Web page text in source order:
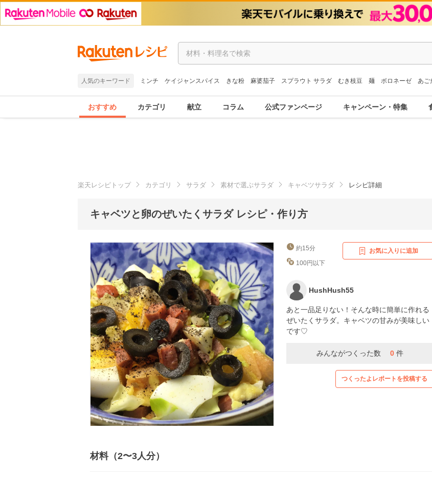
人気のキーワード ミンチ ケイジャンスパイス きな粉 麻婆茄子 スプラウト サラダ むき枝豆 麺 ボロネーゼ あご
おすすめ カテゴリ 献立 コラム 公式ファンページ キャンペーン・特集
楽天レシピトップ カテゴリ サラダ 素材で選ぶサラダ キャベツサラダ レシピ詳細
キャベツと卵のぜいたくサラダ レシピ・作り方
約15分
100円以下
お気に入りに追加
HushHush55
あと一品足りない！そんな時に簡単に作れる
ぜいたくサラダ。キャベツの甘みが美味しい
です♡
みんながつくった数 0 件
つくったよレポートを投稿する
材料（2〜3人分）